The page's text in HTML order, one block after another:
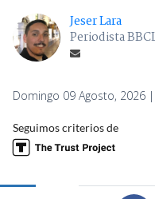
Jeser Lara
Periodista
Domingo 09 Agosto, 2026
Seguimos criterios de